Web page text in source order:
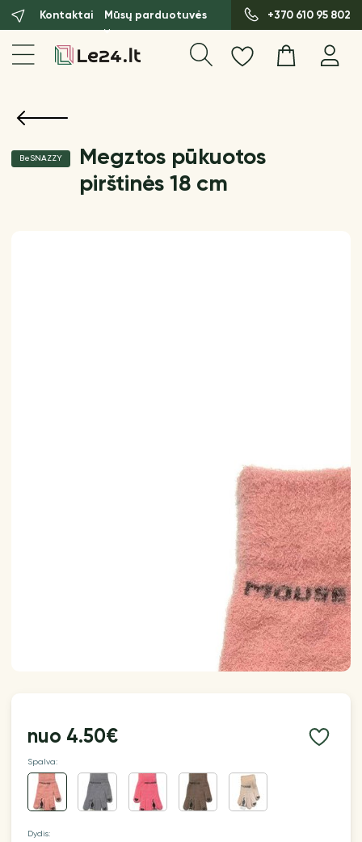
Kontaktai Mūsų parduotuvės +370 610 95 802
BeSNAZZY
Megztos pūkuotos
pirštinės 18 cm
nuo 4.50€
Spalva:
Dydis: